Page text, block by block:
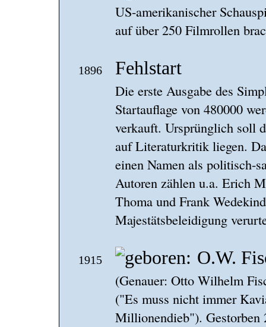
US-amerikanischer
auf über 250 Filmrollen
1896 Fehlstart
Die erste Ausgabe des
Startauflage von 480000
verkauft. Ursprünglich soll
auf Literaturkritik liegen.
einen Namen als politisch-
Autoren zählen u.a. Erich
Thoma und Frank
Majestätsbeleidigung
1915 O.W.
(Genauer: Otto Wilhelm
("Es muss nicht immer
Millionendieb"). Gestorben